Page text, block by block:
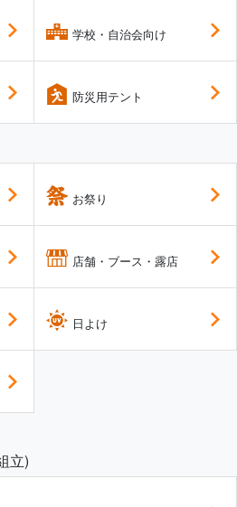
学校・自治会向け
防災用テント
お祭り
店舗・ブース・露店
日よけ
立)